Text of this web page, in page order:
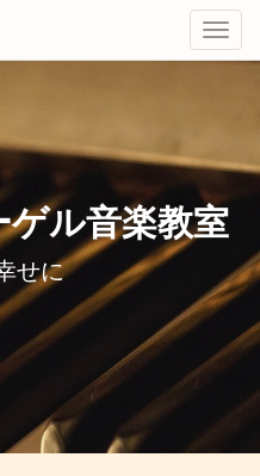
ル音楽教室
せに